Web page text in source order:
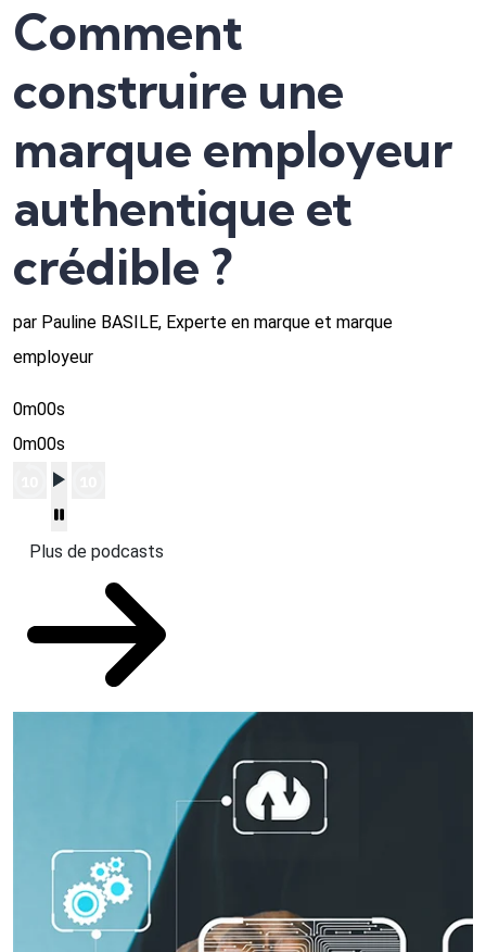
Comment
construire une
marque employeur
authentique et
crédible ?
par Pauline BASILE, Experte en marque et marque
employeur
0m00s
0m00s
Plus de podcasts